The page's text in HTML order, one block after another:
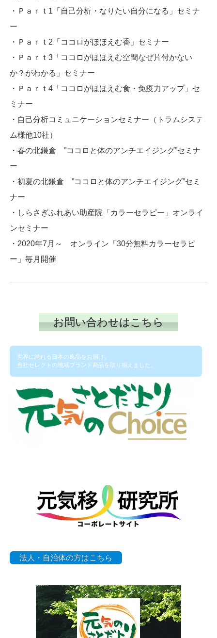
・Ｐａｒｔ1「自己分析・なりたい自分になる」セミナ
ー
・Ｐａｒｔ2「ココロがほほえむ香」セミナー
・Ｐａｒｔ3「ココロがほほえむ空間なぜ片付かない
か？がわかる」セミナー
・Ｐａｒｔ4「ココロがほほえむ食・免疫力アップ」セ
ミナー
・自己分析コミュニケーションセミナー（トラムシステ
ム様他10社）
・春の北鎌倉 ”ココロと体のアンチエイジング”セミナ
ー
・初夏の北鎌倉 ”ココロと体のアンチエイジング”セミ
ナー
・しらさぎふれあい助産院「カラーセラピー」オンライ
ンセミナー
・2020年7月～ オンライン「30分無料カラーセラピ
ー」毎月開催
お問い合わせはこちら
世界に誇れる日本の逸品をお届け。
当社セレクトの地域ブランド商品を取り揃えました。
法人・自治体の方はこちら